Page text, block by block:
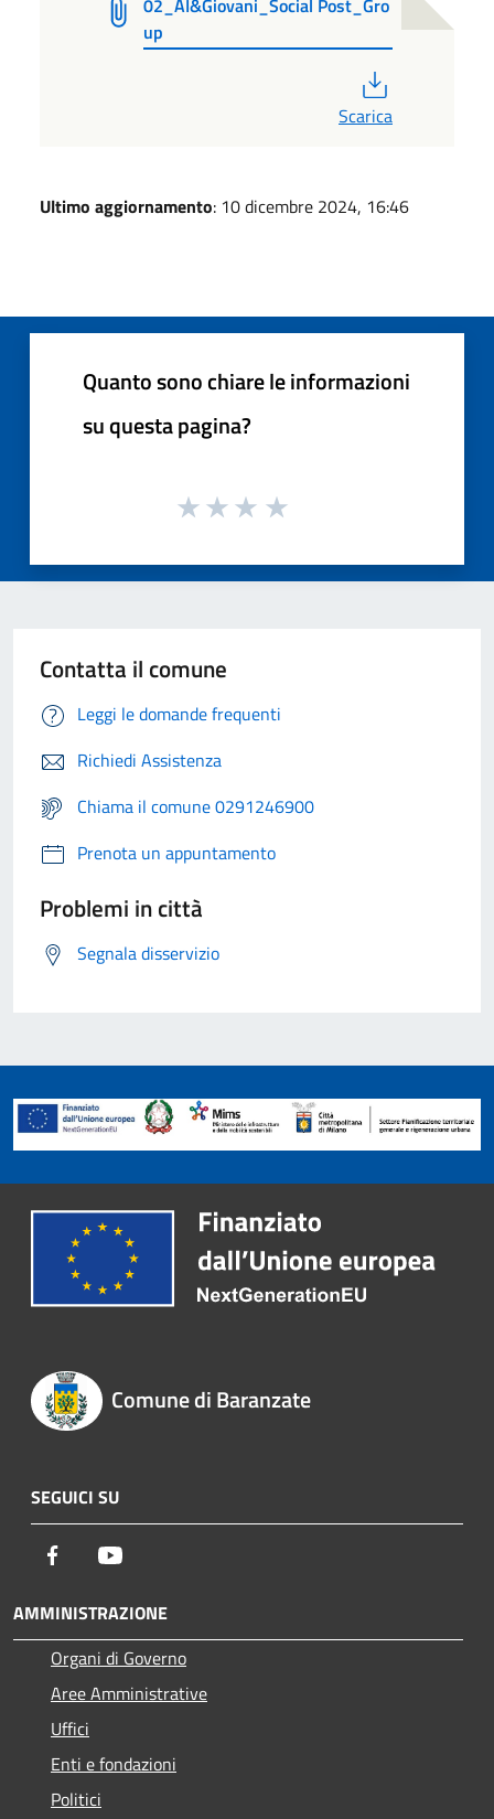
02_AI&Giovani_Social Post_Gro
up
Scarica
Ultimo aggiornamento: 10 dicembre 2024, 16:46
Quanto sono chiare le informazioni
su questa pagina?
Contatta il comune
Leggi le domande frequenti
Richiedi Assistenza
Chiama il comune 0291246900
Prenota un appuntamento
Problemi in città
Segnala disservizio
Comune di Baranzate
SEGUICI SU
Facebook
AMMINISTRAZIONE
Organi di Governo
Aree Amministrative
Uffici
Enti e fondazioni
Politici